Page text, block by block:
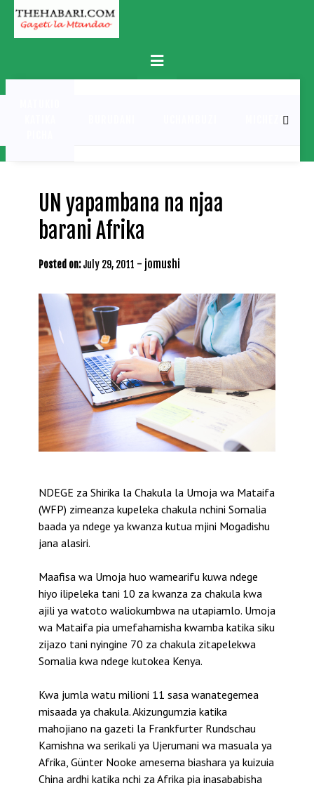
Skip
content
Primary
Menu
MICHEZO
UN yapambana na njaa
barani Afrika
Posted on: July 29, 2011 - jomushi
NDEGE za Shirika la Chakula la Umoja wa Mataifa
(WFP) zimeanza kupeleka chakula nchini Somalia
baada ya ndege ya kwanza kutua mjini Mogadishu
jana alasiri.
Maafisa wa Umoja huo wamearifu kuwa ndege
hiyo ilipeleka tani 10 za kwanza za chakula kwa
ajili ya watoto waliokumbwa na utapiamlo. Umoja
wa Mataifa pia umefahamisha kwamba katika siku
zijazo tani nyingine 70 za chakula zitapelekwa
Somalia kwa ndege kutokea Kenya.
Kwa jumla watu milioni 11 sasa wanategemea
misaada ya chakula. Akizungumzia katika
mahojiano na gazeti la Frankfurter Rundschau
Kamishna wa serikali ya Ujerumani wa masuala ya
Afrika, Günter Nooke amesema biashara ya kuizuia
China ardhi katika nchi za Afrika pia inasababisha